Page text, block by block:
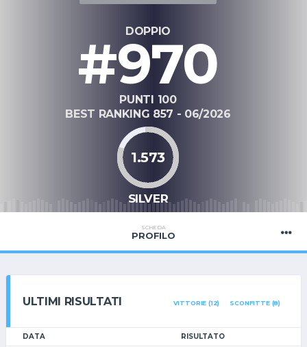
DOPPIO
#970
PUNTI 100
BEST RANKING 857 - 06/2026
1.573
SILVER
SCHEDA
PROFILO
ULTIMI RISULTATI VITTORIE (12) SCONFITTE (8)
DATA RISULTATO